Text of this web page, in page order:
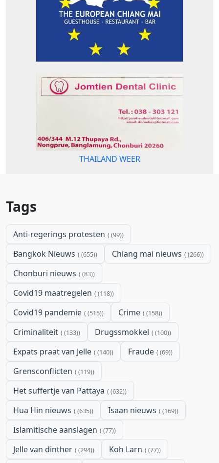
THAILAND WEER
Tags
Anti-regerings protesten (99)
Bangkok Nieuws (655) Chiang mai nieuws (266)
Chonburi nieuws (83)
Covid19 maatregelen (118)
Covid19 pandemie (515) Crime (158)
Criminaliteit (133) Drugssmokkel (100)
Expats praat van Jelle (140) Fraude (69)
Grensconflicten (119)
Het suffertje van Pattaya (632)
Hua Hin nieuws (635) Isaan nieuws (169)
Islamitische aanslagen (77)
Jelle van dinther (294) Koh Larn (77)